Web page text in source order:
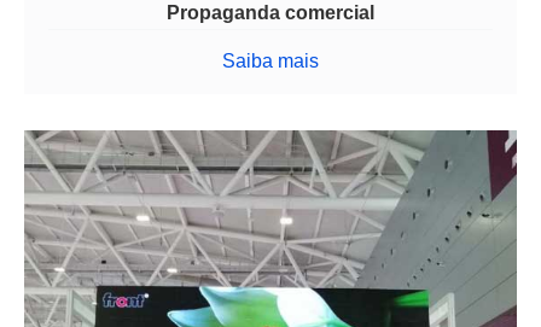
Propaganda comercial
Saiba mais